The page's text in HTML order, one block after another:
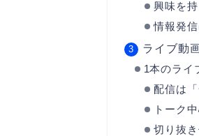
興味を
情報発
ライブ動
1本のライ
配信は
トーク
切り抜